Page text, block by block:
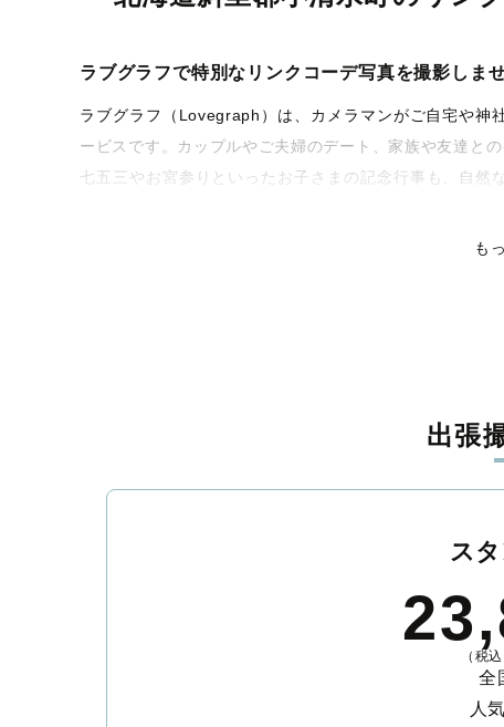
ラブグラフで特別なリンクコーデ写真を撮影しま
ラブグラフ（Lovegraph）は、カメラマンがご自宅や神
ービスです。カップルやご夫婦のデート、家族や友達と
七五三やお宮参りといったお子さまの記念行事も、自然
撮影後は、独自の編集技術で写真の明るさや色合いを
覧ください。
も
出張
ス
（税
全
人